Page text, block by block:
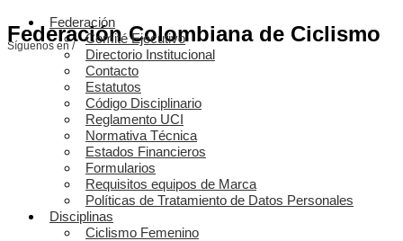
Federación Colombiana de Ciclismo
Síguenos en /
Federación
Comité Ejecutivo
Directorio Institucional
Contacto
Estatutos
Código Disciplinario
Reglamento UCI
Normativa Técnica
Estados Financieros
Formularios
Requisitos equipos de Marca
Políticas de Tratamiento de Datos Personales
Disciplinas
Ciclismo Femenino